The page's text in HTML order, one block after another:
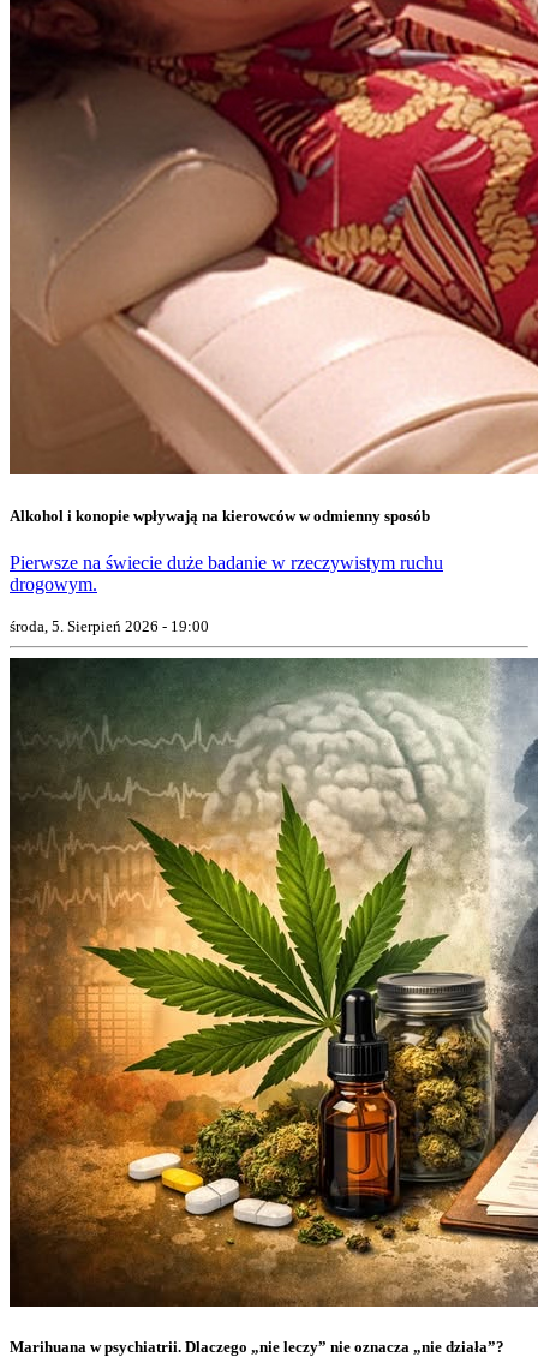
Alkohol i konopie wpływają na kierowców w odmienny sposób
Pierwsze na świecie duże badanie w rzeczywistym ruchu
drogowym.
środa, 5. Sierpień 2026 - 19:00
Marihuana w psychiatrii. Dlaczego „nie leczy” nie oznacza „nie działa”?